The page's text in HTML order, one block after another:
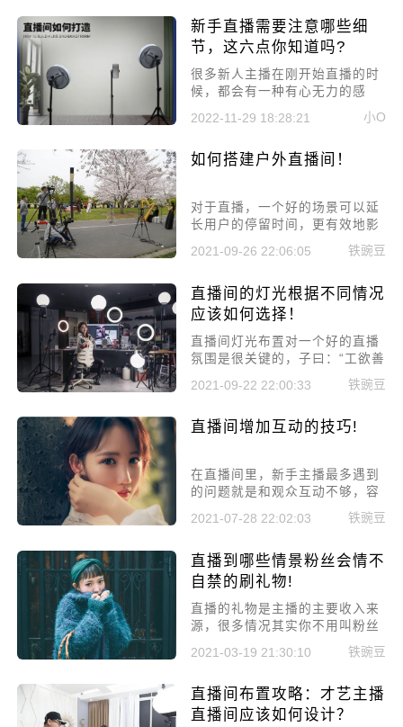
新手直播需要注意哪些细
节，这六点你知道吗?
很多新人主播在刚开始直播的时
候，都会有一种有心无力的感
觉，因为没有经验，也不知道该
干什么，所以导致没有人看直
粉丝订阅量涨不上去，也没有人
要注意的六点细节。
2022-11-29 18:28:21 小O
如何搭建户外直播间！
对于直播，一个好的场景可以延
长用户的停留时间，更有效地影
响用户的转化率。现在，直播室
最重要的因素是转换率。
2021-09-26 22:06:05 铁豌豆
直播间的灯光根据不同情况
应该如何选择！
直播间灯光布置对一个好的直播
氛围是很关键的，子曰：“工欲善
其事，必先利其器，直播也是如
此，想要一场直播从一般变为享
心思
2021-09-22 22:00:33 铁豌豆
直播间增加互动的技巧!
在直播间里，新手主播最多遇到
的问题就是和观众互动不够，容
易冷场。有部分主播认为是自己
的性格内向意识不适应，但其实
压力过大，另一方面手机不懂技
巧。今天小编就用大家分享一下
2021-07-28 22:02:03 铁豌豆
直播到哪些情景粉丝会情不
自禁的刷礼物!
直播的礼物是主播的主要收入来
源，很多情况其实你不用叫粉丝
刷礼物他们也会刷，只要你能正
确的引导!今天小编就来给大家讲
禁的刷礼物!
2021-03-19 21:30:10 铁豌豆
直播间布置攻略：才艺主播
直播间应该如何设计？